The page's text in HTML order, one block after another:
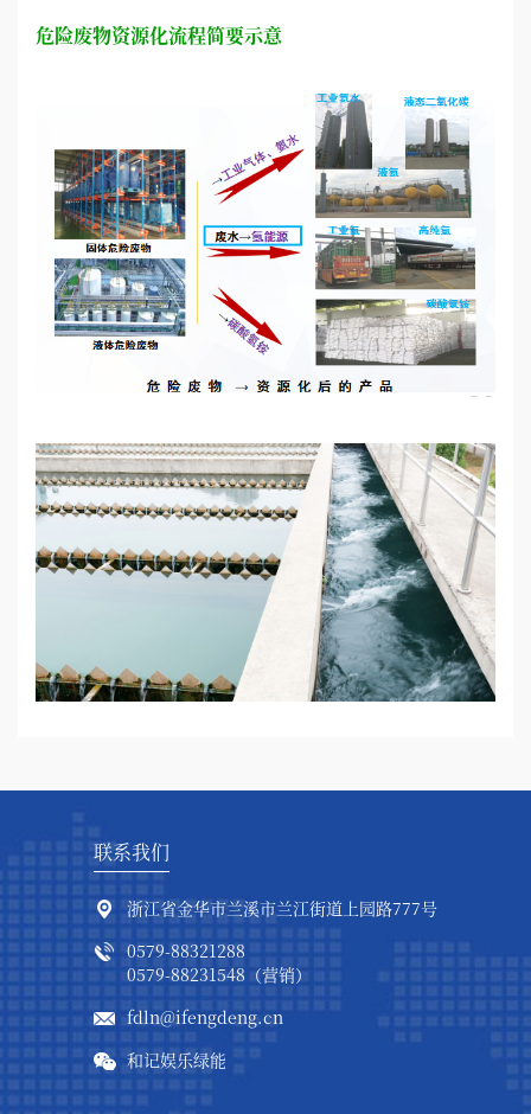
危险废物资源化流程简要示意
联系我们
浙江省金华市兰溪市兰江街道上园路777号
0579-88321288
0579-88231548（营销）
fdln@ifengdeng.cn
和记娱乐绿能